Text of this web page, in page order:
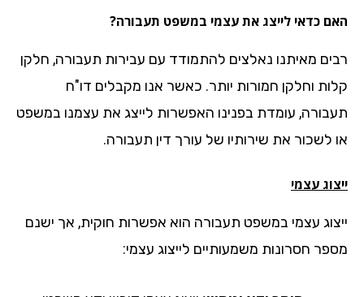
כדאי לייצג את עצמי במשפט תעבורה?
מאיתנו נאלצים להתמודד עם עבירות תעבורה, חלקן
וחלקן חמורות יותר. כאשר אנו מקבלים דו"ח
עומדת בפנינו האפשרות לייצג את עצמנו במשפט
לשכור את שירותיו של עורך דין תעבורה.
עצמי
עצמי במשפט תעבורה הוא אפשרות חוקית, אך ישנם
חסרונות משמעותיים לייצוג עצמי: